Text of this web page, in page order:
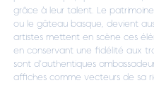
grâce à leur talent. Le
ou le gâteau basque, devient
artistes mettent en scène ces
en conservant une fidélité aux
sont d’authentiques
affiches comme vecteurs de sa